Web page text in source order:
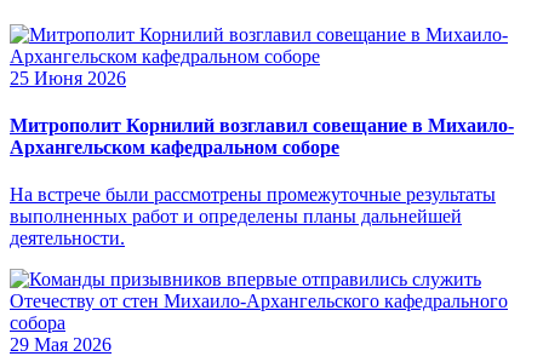
25 Июня 2026
Митрополит Корнилий возглавил совещание в Михаило-
Архангельском кафедральном соборе
На встрече были рассмотрены промежуточные результаты
выполненных работ и определены планы дальнейшей
деятельности.
29 Мая 2026